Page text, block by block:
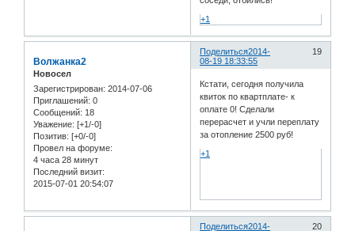
+1
Поделиться 19
2014-
08-19 18:33:55
Волжанка2
Новосел
Зарегистрирован: 2014-07-06
Приглашений: 0
Сообщений: 18
Уважение: [+1/-0]
Позитив: [+0/-0]
Провел на форуме:
4 часа 28 минут
Последний визит:
2015-07-01 20:54:07
Кстати, сегодня получила
квиток по квартплате- к
оплате 0! Сделали
перерасчет и учли переплату
за отопление 2500 руб!
+1
Поделиться 20
2014-